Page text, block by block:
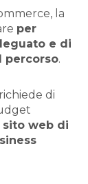
la
per
e di
percorso.
di
sito web di